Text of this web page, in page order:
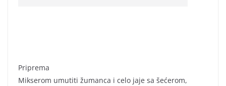
Priprema
Mikserom umutiti žumanca i celo jaje sa šećerom,